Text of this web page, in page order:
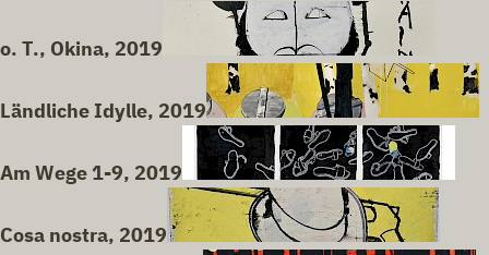
o. T., Okina, 2019
Ländliche Idylle, 2019
Am Wege 1-9, 2019
Cosa nostra, 2019